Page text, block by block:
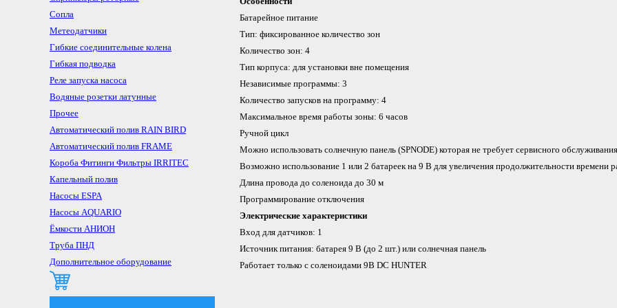
Сопла
Метеодатчики
Гибкие соединительные колена
Гибкая подводка
Реле запуска насоса
Водяные розетки латунные
Прочее
Автоматический полив RAIN BIRD
Автоматический полив FRAME
Короба Фитинги Фильтры IRRITEC
Капельный полив
Насосы ESPA
Насосы AQUARIO
Ёмкости АНИОН
Труба ПНД
Дополнительное оборудование
Батарейное питание
Тип: фиксированное количество зон
Количество зон: 4
Тип корпуса: для установки вне помещения
Независимые программы: 3
Количество запусков на программу: 4
Максимальное время работы зоны: 6 часов
Ручной цикл
Можно использовать солнечную панель (SPNODE) которая не требует сервисного обслуживания
Возможно использование 1 или 2 батареек на 9 В для увеличения продолжительности времени
Длина провода до соленоида до 30 м
Программирование отключения
Электрические характеристики
Вход для датчиков: 1
Источник питания: батарея 9 В (до 2 шт.) или солнечная панель
Работает только с соленоидами 9В DC HUNTER